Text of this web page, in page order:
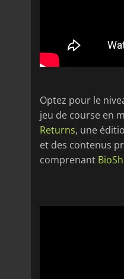
Optez pour le
jeu de course en
Returns, une
et des contenus
comprenant